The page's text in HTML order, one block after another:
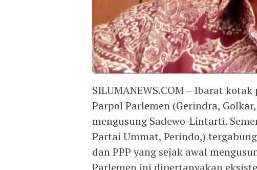
SILUMANEWS.COM – Ibarat
Parpol Parlemen (Gerindra,
mengusung Sadewo-Lintarti.
Partai Ummat, Perindo,) tergabung
dan PPP yang sejak awal
Parlemen ini dipertanyakan